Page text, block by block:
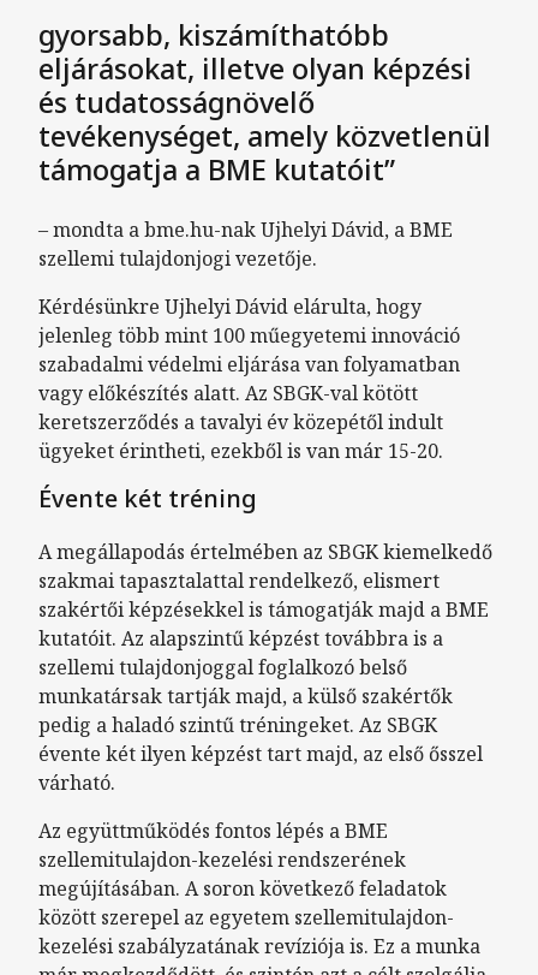
gyorsabb, kiszámíthatóbb
eljárásokat, illetve olyan képzési
és tudatosságnövelő
tevékenységet, amely közvetlenül
támogatja a BME kutatóit”
– mondta a bme.hu-nak Ujhelyi Dávid, a BME
szellemi tulajdonjogi vezetője.
Kérdésünkre Ujhelyi Dávid elárulta, hogy
jelenleg több mint 100 műegyetemi innováció
szabadalmi védelmi eljárása van folyamatban
vagy előkészítés alatt. Az SBGK-val kötött
keretszerződés a tavalyi év közepétől indult
ügyeket érintheti, ezekből is van már 15-20.
Évente két tréning
A megállapodás értelmében az SBGK kiemelkedő
szakmai tapasztalattal rendelkező, elismert
szakértői képzésekkel is támogatják majd a BME
kutatóit. Az alapszintű képzést továbbra is a
szellemi tulajdonjoggal foglalkozó belső
munkatársak tartják majd, a külső szakértők
pedig a haladó szintű tréningeket. Az SBGK
évente két ilyen képzést tart majd, az első ősszel
várható.
Az együttműködés fontos lépés a BME
szellemitulajdon-kezelési rendszerének
megújításában. A soron következő feladatok
között szerepel az egyetem szellemitulajdon-
kezelési szabályzatának revíziója is. Ez a munka